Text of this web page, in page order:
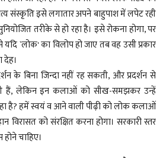
संस्कृति इसे लगातार अपने बाहुपाश में लपेट रही
तरीके से हो रहा है। इसे रोकना होगा, पर
`लोक' का विलोप हो जाए तब वह उसी प्रकार
देह।
के बिना जिन्दा नहीं रह सकती, और प्रदर्शन से
हैं, लेकिन इन कलाओं को सीख-समझकर उन्हें
है? हमें स्वयं व आने वाली पीढ़ी को लोक कलाओं
विरासत को संरक्षित करना होगा। सरकारी स्तर
चाहिए।